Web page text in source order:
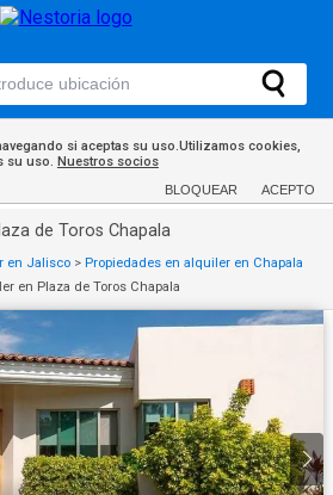
si aceptas su uso.Utilizamos cookies,
su uso. Nuestros socios
BLOQUEAR ACEPTO
de Toros Chapala
en Jalisco > Propiedades en alquiler en Chapala
en Plaza de Toros Chapala